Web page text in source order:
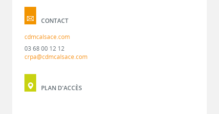
CONTACT
cdmcalsace.com
03 68 00 12 12
crpa@cdmcalsace.com
PLAN D'ACCÈS